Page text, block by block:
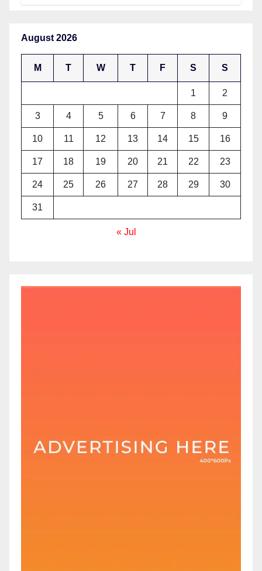
August 2026
M T W T F S S
1 2
3 4 5 6 7 8 9
10 11 12 13 14 15 16
17 18 19 20 21 22 23
24 25 26 27 28 29 30
31
« Jul